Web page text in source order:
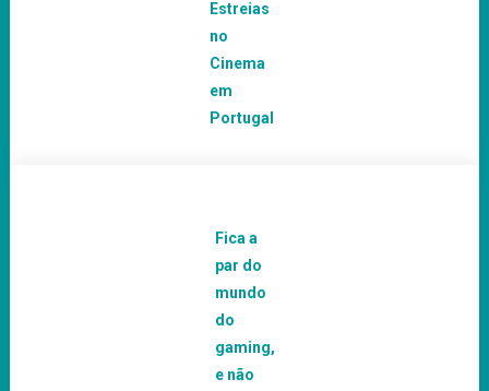
Estreias
no
Cinema
em
Portugal
Fica a
par do
mundo
do
gaming,
e não